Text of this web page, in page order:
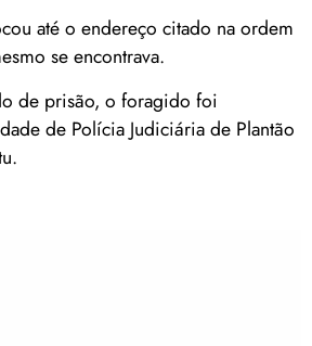
até o endereço citado na ordem
se encontrava.
de prisão, o foragido foi
de Polícia Judiciária de Plantão